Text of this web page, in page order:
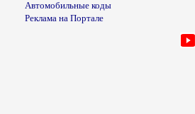
Автомобильные коды
Реклама на Портале